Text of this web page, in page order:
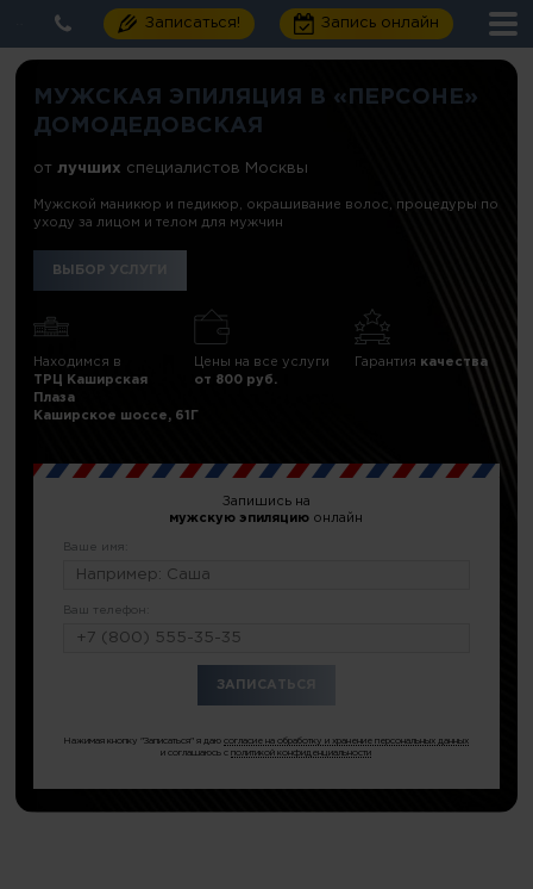
Записаться! Запись онлайн
МУЖСКАЯ ЭПИЛЯЦИЯ В «ПЕРСОНЕ»
ДОМОДЕДОВСКАЯ
от лучших специалистов Москвы
Мужской маникюр и педикюр, окрашивание волос, процедуры по
уходу за лицом и телом для мужчин
ВЫБОР УСЛУГИ
Находимся в
ТРЦ Каширская
Плаза
Каширское шоссе, 61Г
Цены на все услуги
от 800 руб.
Гарантия качества
Запишись на
мужскую эпиляцию онлайн
Ваше имя:
Ваш телефон:
Нажимая кнопку "Записаться" я даюсогласие на обработку и хранение персональных данных
и соглашаюсь сполитикой конфиденциальности